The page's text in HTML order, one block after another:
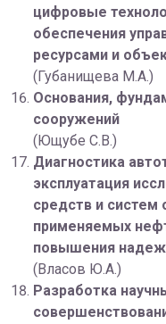
цифровые
обеспечения
ресурсами и
(Губанищева М.А.)
Основания,
сооружений
(Ющубе С.В.)
Диагностика
эксплуатация
средств и систем
применяемых
повышения
(Власов Ю.А.)
Разработка